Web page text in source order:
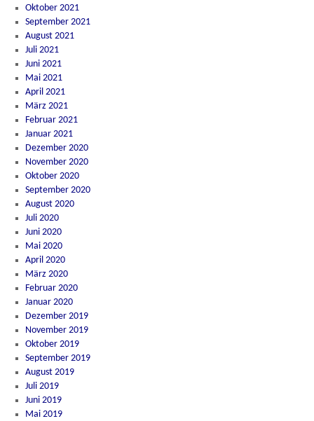
Oktober 2021
September 2021
August 2021
Juli 2021
Juni 2021
Mai 2021
April 2021
März 2021
Februar 2021
Januar 2021
Dezember 2020
November 2020
Oktober 2020
September 2020
August 2020
Juli 2020
Juni 2020
Mai 2020
April 2020
März 2020
Februar 2020
Januar 2020
Dezember 2019
November 2019
Oktober 2019
September 2019
August 2019
Juli 2019
Juni 2019
Mai 2019